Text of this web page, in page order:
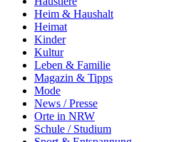
Heim & Haushalt
Heimat
Kinder
Kultur
Leben & Familie
Magazin & Tipps
Mode
News / Presse
Orte in NRW
Schule / Studium